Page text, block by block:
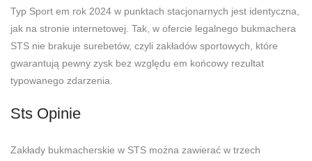
Typ Sport em rok 2024 w punktach stacjonarnych jest identyczna,
jak na stronie internetowej. Tak, w ofercie legalnego bukmachera
STS nie brakuje surebetów, czyli zakładów sportowych, które
gwarantują pewny zysk bez względu em końcowy rezultat
typowanego zdarzenia.
Sts Opinie
Zakłady bukmacherskie w STS można zawierać w trzech